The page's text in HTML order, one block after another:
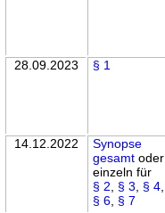
28.09.2023
§ 1
14.12.2022
Synopse
gesamt oder
einzeln für
§ 2
§ 3 § 4
§ 6 § 7